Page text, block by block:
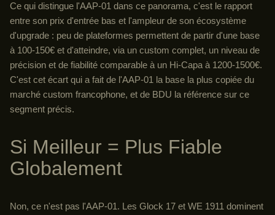
Ce qui distingue l'AAP-01 dans ce panorama, c'est le rapport
entre son prix d'entrée bas et l'ampleur de son écosystème
d'upgrade : peu de plateformes permettent de partir d'une base
à 100-150€ et d'atteindre, via un custom complet, un niveau de
précision et de fiabilité comparable à un Hi-Capa à 1200-1500€.
C'est cet écart qui a fait de l'AAP-01 la base la plus copiée du
marché custom francophone, et de BDU la référence sur ce
segment précis.
Si Meilleur = Plus Fiable
Globalement
Non, ce n'est pas l'AAP-01. Les Glock 17 et WE 1911 dominent